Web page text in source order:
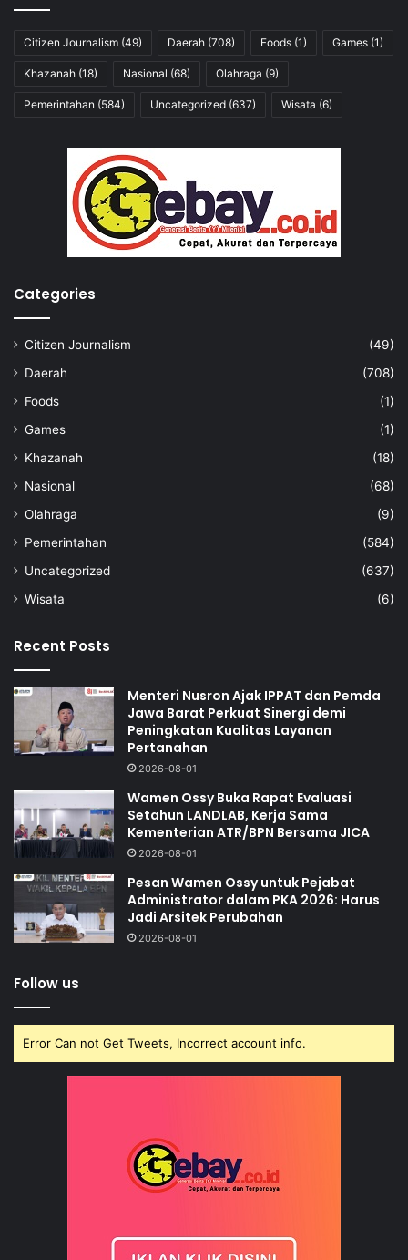
Citizen Journalism (49) Daerah (708) Foods (1) Games (1)
Khazanah (18) Nasional (68) Olahraga (9)
Pemerintahan (584) Uncategorized (637) Wisata (6)
Categories
Citizen Journalism
(49)
Daerah
(708)
Foods
(1)
Games
(1)
Khazanah
(18)
Nasional
(68)
Olahraga
(9)
Pemerintahan
(584)
Uncategorized
(637)
Wisata
(6)
Recent Posts
Menteri Nusron Ajak IPPAT dan Pemda
Jawa Barat Perkuat Sinergi demi
Peningkatan Kualitas Layanan
Pertanahan
2026-08-01
Wamen Ossy Buka Rapat Evaluasi
Setahun LANDLAB, Kerja Sama
Kementerian ATR/BPN Bersama JICA
2026-08-01
Pesan Wamen Ossy untuk Pejabat
Administrator dalam PKA 2026: Harus
Jadi Arsitek Perubahan
2026-08-01
Follow us
Error Can not Get Tweets, Incorrect account info.